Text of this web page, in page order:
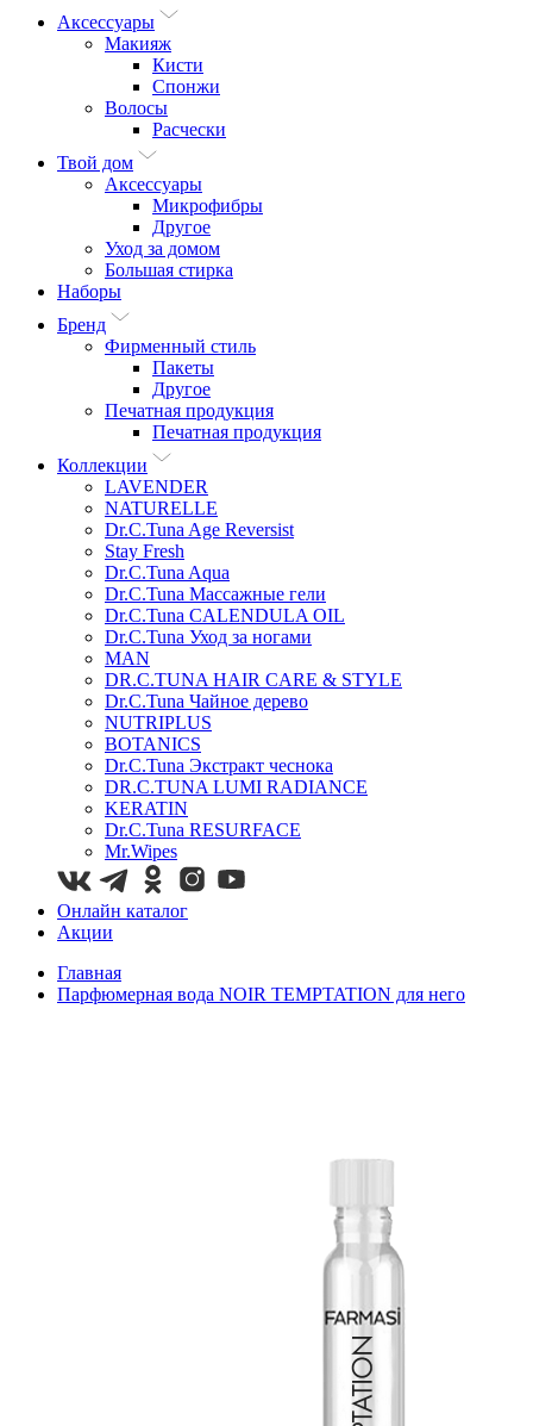
Аксессуары
Макияж
Кисти
Спонжи
Волосы
Расчески
Твой дом
Аксессуары
Микрофибры
Другое
Уход за домом
Большая стирка
Наборы
Бренд
Фирменный стиль
Пакеты
Другое
Печатная продукция
Печатная продукция
Коллекции
LAVENDER
NATURELLE
Dr.C.Tuna Age Reversist
Stay Fresh
Dr.C.Tuna Aqua
Dr.C.Tuna Массажные гели
Dr.C.Tuna CALENDULA OIL
Dr.C.Tuna Уход за ногами
MAN
DR.C.TUNA HAIR CARE & STYLE
Dr.C.Tuna Чайное дерево
NUTRIPLUS
BOTANICS
Dr.C.Tuna Экстракт чеснока
DR.C.TUNA LUMI RADIANCE
KERATIN
Dr.C.Tuna RESURFACE
Mr.Wipes
Онлайн каталог
Акции
Главная
Парфюмерная вода NOIR TEMPTATION для него